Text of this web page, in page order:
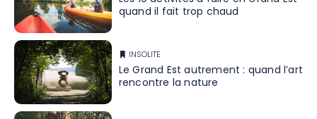
quand il fait trop chaud
INSOLITE
Le Grand Est autrement : quand l’art
rencontre la nature